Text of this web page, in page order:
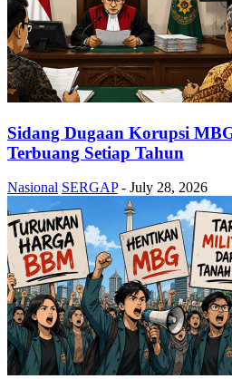
Sidang Dugaan Korupsi
Terbuang Setiap Tahun
Nasional SERGAP - July 28, 2026